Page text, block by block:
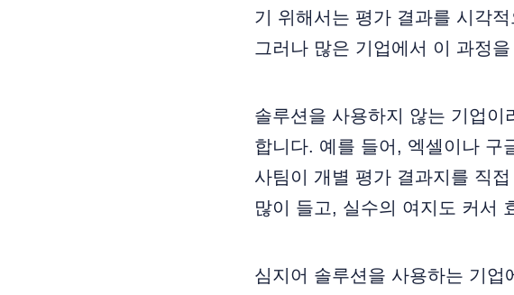
기 위해서는 평가 결과를 시각
그러나 많은 기업에서 이 과정
솔루션을 사용하지 않는 기업
합니다. 예를 들어, 엑셀이나 구
사팀이 개별 평가 결과지를 직
많이 들고, 실수의 여지도 커서
심지어 솔루션을 사용하는 기